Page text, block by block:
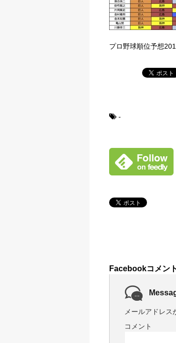
プロ野球順位予想
-
Facebookコメント
メールアドレス
コメント